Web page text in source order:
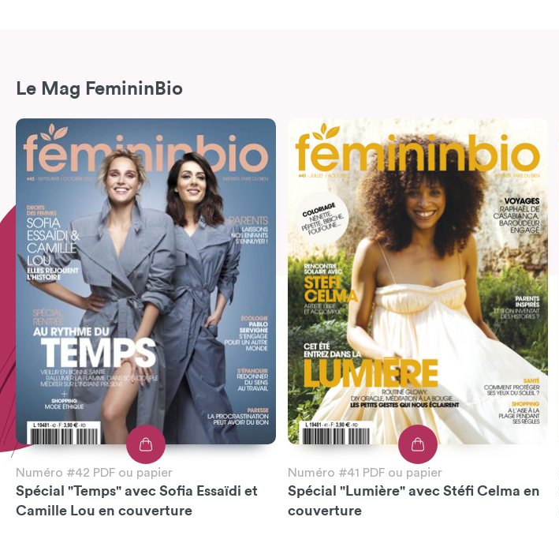
Le Mag FemininBio
Numéro #42 PDF ou papier
Spécial "Temps" avec Sofia Essaïdi et
Camille Lou en couverture
Numéro #41 PDF ou papier
Spécial "Lumière" avec Stéfi Celma en
couverture